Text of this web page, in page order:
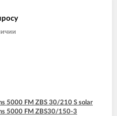
W ZWC 35-3MFA
5000 FM ZBS 30/210 S solar
5000 FM ZBS30/150-3